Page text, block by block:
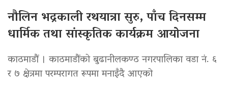
नौलिन भद्रकाली रथयात्रा सुरु, पाँच दिनसम्म
धार्मिक तथा सांस्कृतिक कार्यक्रम आयोजना
काठमाडौं । काठमाडौंको बुढानीलकण्ठ नगरपालिका वडा नं. ६
र ७ क्षेत्रमा परम्परागत रूपमा मनाइँदै आएको